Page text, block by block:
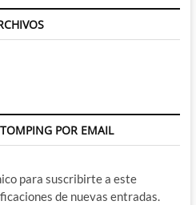
POR EMAIL
para suscribirte a este
de nuevas entradas.